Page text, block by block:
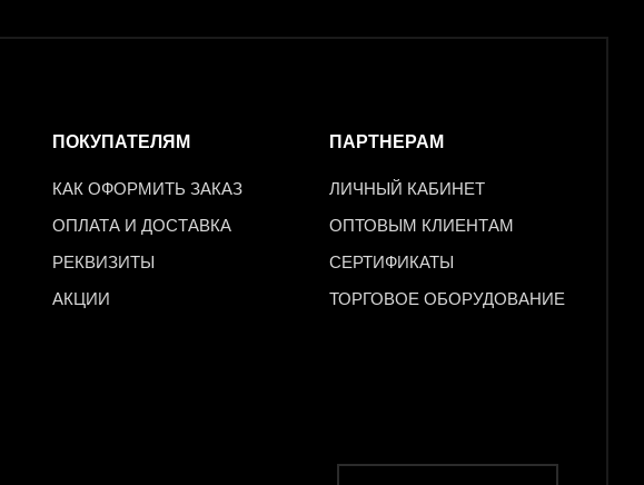
ПОКУПАТЕЛЯМ
КАК ОФОРМИТЬ ЗАКАЗ
ОПЛАТА И ДОСТАВКА
РЕКВИЗИТЫ
АКЦИИ
ПАРТНЕРАМ
ЛИЧНЫЙ КАБИНЕТ
ОПТОВЫМ КЛИЕНТАМ
СЕРТИФИКАТЫ
ТОРГОВОЕ ОБОРУДОВАНИЕ